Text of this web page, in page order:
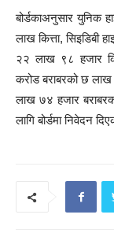
बोर्डकाअनुसार युनिक
लाख कित्ता, सिइडिबी
२२ लाख ९८ हजार
करोड बराबरको छ लाख
लाख ७४ हजार
लागि बोर्डमा निवेदन